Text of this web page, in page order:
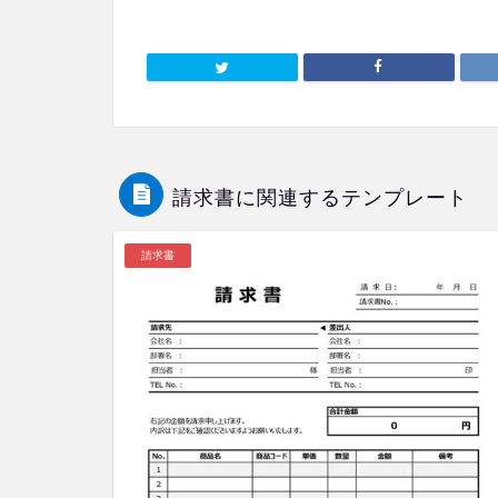
請求書に関連するテンプレート
請求書